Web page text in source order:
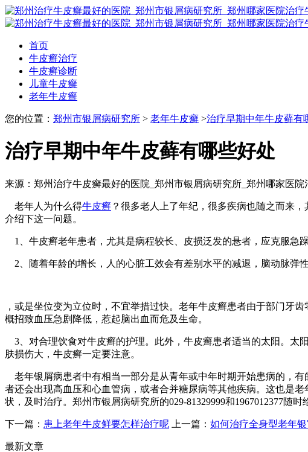
首页
牛皮癣治疗
牛皮癣诊断
儿童牛皮癣
老年牛皮癣
您的位置： 郑州市银屑病研究所 > 老年牛皮癣 >治疗早期中年牛皮藓有
治疗早期中年牛皮藓有哪些好处
来源：郑州治疗牛皮癣最好的医院_郑州市银屑病研究所_郑州哪家医院
老年人为什么得牛皮癣 ？很多老人上了年纪，很多疾病也随之而来
介绍下这一问题。
1、牛皮癣老年患者，尤其是病程较长、皮损泛发的悬者，应克服急
2、随着年龄的增长，人的心脏工效会有差别水平的减退，脑动脉弹
，或是坐位变为立位时，不宜举措过快。老年牛皮癣患者由于部门牙
概招致血压急剧降低，惹起脑出血而危及生命。
3、对合理饮食对牛皮癣的护理。此外，牛皮癣患者适当的太阳。太
肤损伤大，牛皮癣一定要注意。
老年银屑病患者中有相当一部分是从青年或中年时期开始患病的，
者还会出现高血压和心血管病，或者合并糖尿病等其他疾病。这也是
状，及时治疗。郑州市银屑病研究所的029-81329999和1967012377随时
下一篇： 患上老年牛皮鲜要怎样治疗呢 上一篇： 如何治疗全身型老年
最新文章